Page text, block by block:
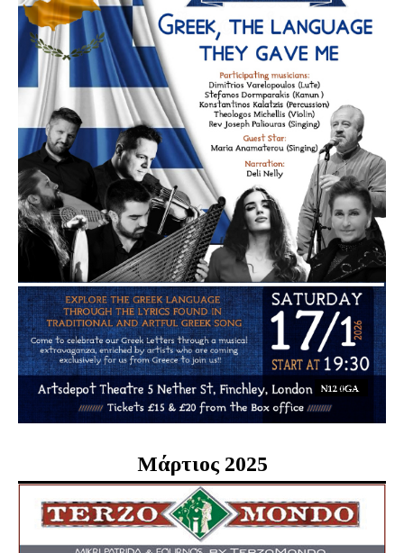
Μάρτιος 2025